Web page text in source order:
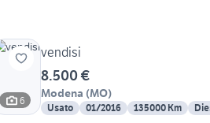
6
vendisi
8.500 €
Modena (MO)
Usato 01/2016 135000 Km